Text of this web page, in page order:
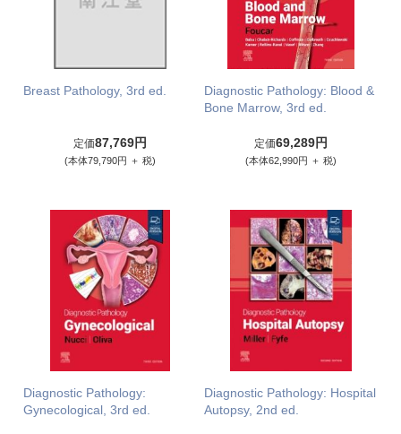
Breast Pathology, 3rd ed.
定価87,769円
(本体79,790円 ＋ 税)
Diagnostic Pathology: Blood &
Bone Marrow, 3rd ed.
定価69,289円
(本体62,990円 ＋ 税)
Diagnostic Pathology:
Gynecological, 3rd ed.
Diagnostic Pathology: Hospital
Autopsy, 2nd ed.